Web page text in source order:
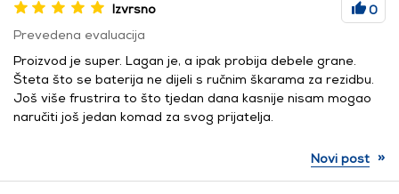
Izvrsno
0
Prevedena evaluacija
Proizvod je super. Lagan je, a ipak probija debele grane.
Šteta što se baterija ne dijeli s ručnim škarama za rezidbu.
Još više frustrira to što tjedan dana kasnije nisam mogao
naručiti još jedan komad za svog prijatelja.
Novi post »